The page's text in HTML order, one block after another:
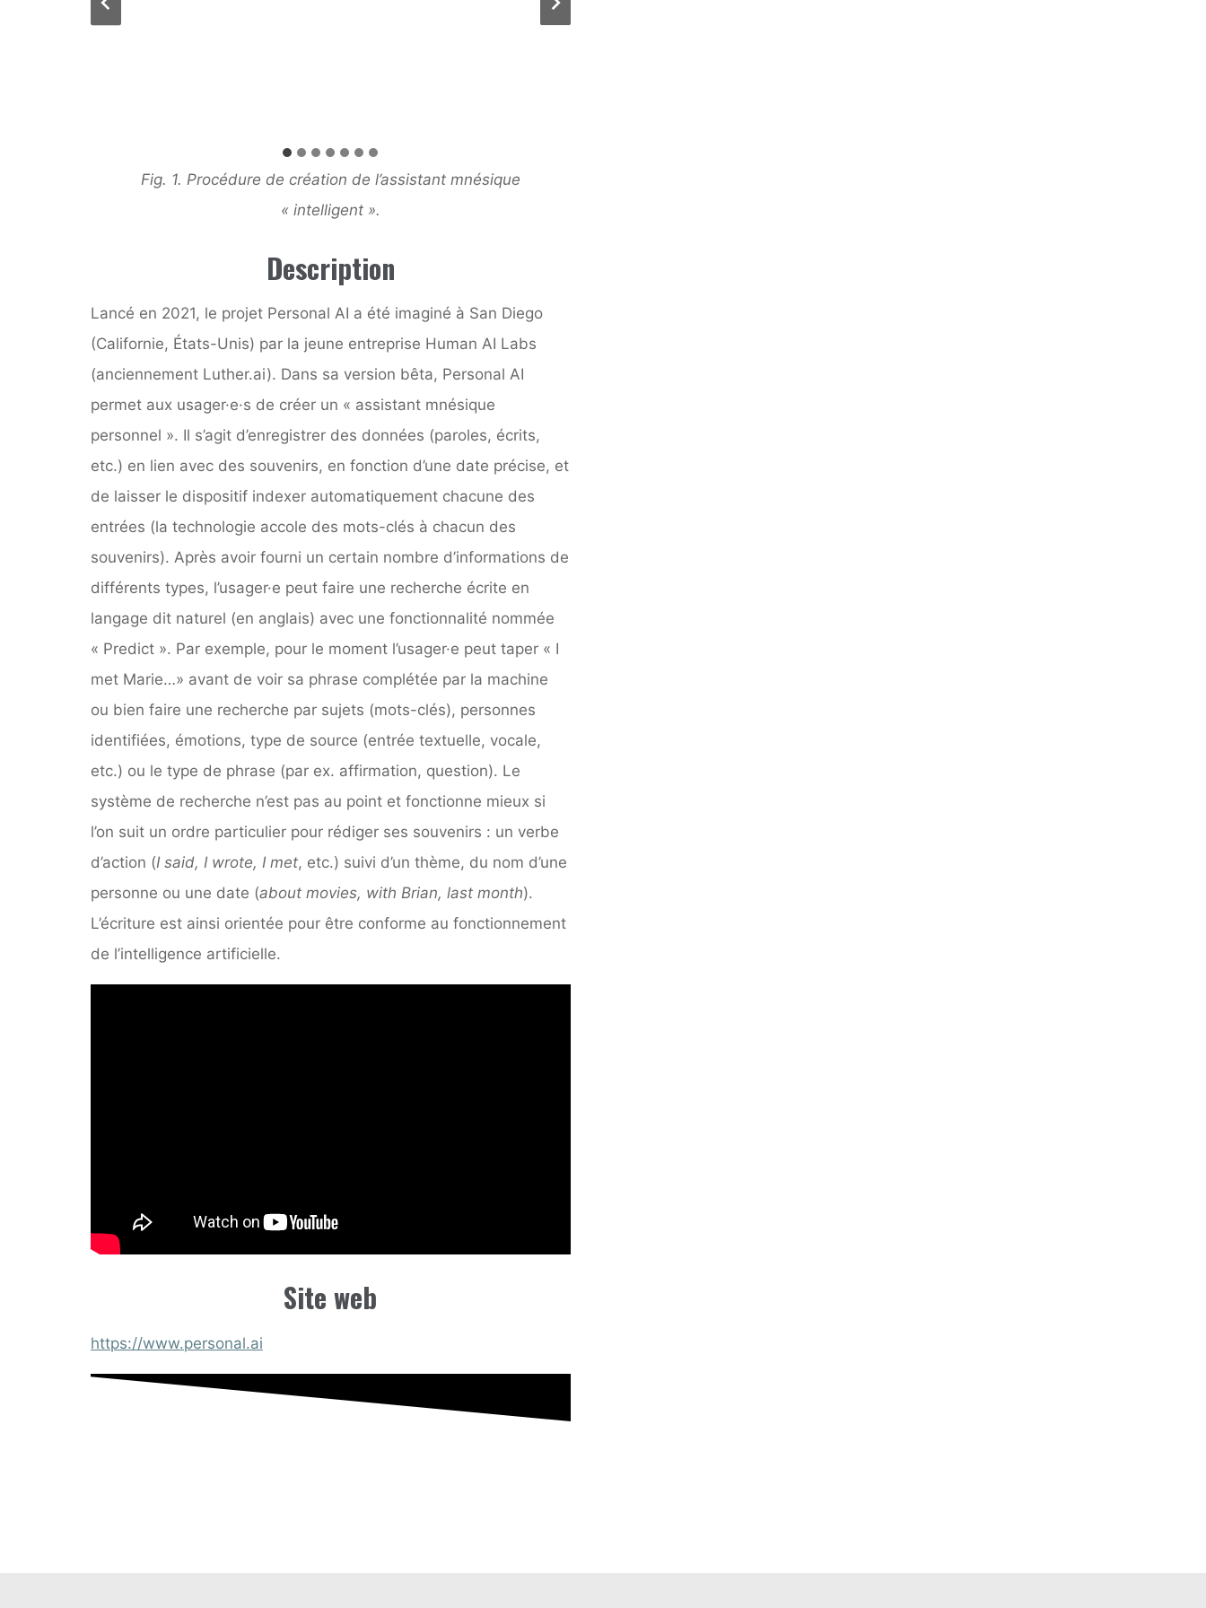
Fig. 1. Procédure de création de l’assistant mnésique
« intelligent ».
Description
Lancé en 2021, le projet Personal AI a été imaginé à San Diego
(Californie, États-Unis) par la jeune entreprise Human AI Labs
(anciennement Luther.ai). Dans sa version bêta, Personal AI
permet aux usager·e·s de créer un « assistant mnésique
personnel ». Il s’agit d’enregistrer des données (paroles, écrits,
etc.) en lien avec des souvenirs, en fonction d’une date précise, et
de laisser le dispositif indexer automatiquement chacune des
entrées (la technologie accole des mots-clés à chacun des
souvenirs). Après avoir fourni un certain nombre d’informations de
différents types, l’usager·e peut faire une recherche écrite en
langage dit naturel (en anglais) avec une fonctionnalité nommée
« Predict ». Par exemple, pour le moment l’usager·e peut taper « I
met Marie…» avant de voir sa phrase complétée par la machine
ou bien faire une recherche par sujets (mots-clés), personnes
identifiées, émotions, type de source (entrée textuelle, vocale,
etc.) ou le type de phrase (par ex. affirmation, question). Le
système de recherche n’est pas au point et fonctionne mieux si
l’on suit un ordre particulier pour rédiger ses souvenirs : un verbe
d’action (I said, I wrote, I met, etc.) suivi d’un thème, du nom d’une
personne ou une date (about movies, with Brian, last month).
L’écriture est ainsi orientée pour être conforme au fonctionnement
de l’intelligence artificielle.
Site web
https://www.personal.ai